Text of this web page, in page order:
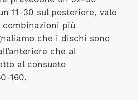
11-30 sul posteriore, vale
più
che i dischi sono
che al
al consueto
160.